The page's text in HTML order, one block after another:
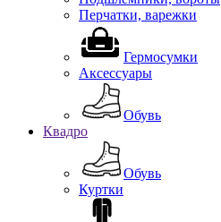
Перчатки, варежки
Гермосумки
Аксессуары
Обувь
Квадро
Обувь
Куртки